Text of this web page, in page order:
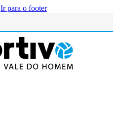
Ir para o footer